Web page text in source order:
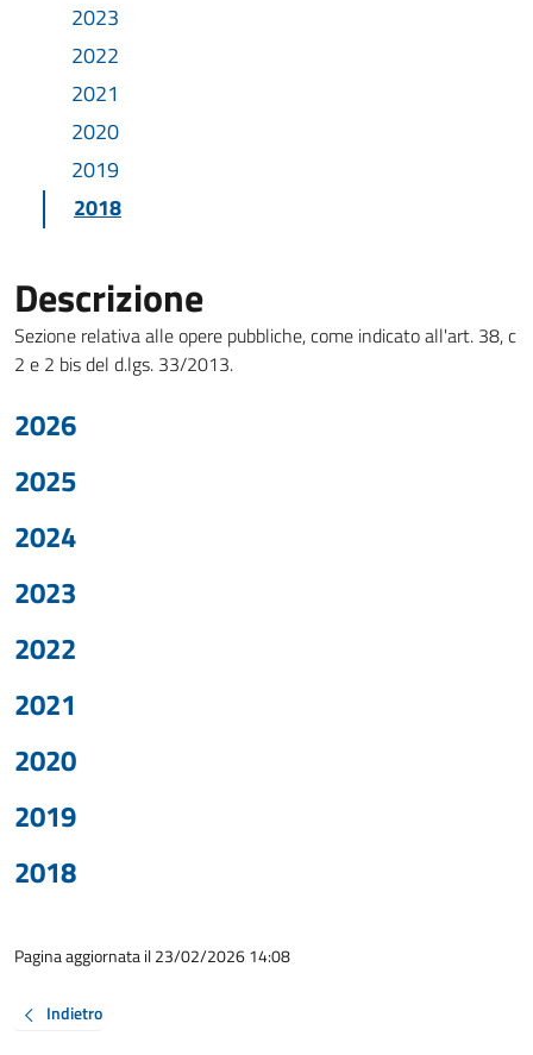
2023
2022
2021
2020
2019
2018
Descrizione
Sezione relativa alle opere pubbliche, come indicato all'art. 38, c
2 e 2 bis del d.lgs. 33/2013.
2026
2025
2024
2023
2022
2021
2020
2019
2018
Pagina aggiornata il 23/02/2026 14:08
Indietro